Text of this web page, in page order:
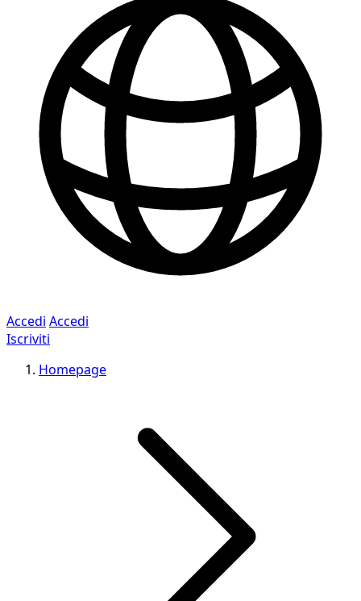
Accedi Accedi
Iscriviti
Homepage